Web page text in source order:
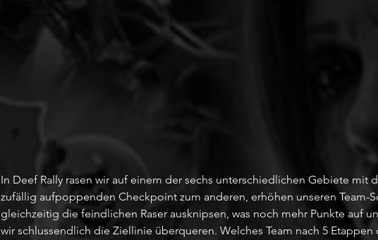
In Deef Rally rasen wir auf einem der sechs unterschiedlichen Gebiete mit
zufällig aufpoppenden Checkpoint zum anderen, erhöhen unseren Team-
gleichzeitig die feindlichen Raser ausknipsen, was noch mehr Punkte auf
wir schlussendlich die Ziellinie überqueren. Welches Team nach 5